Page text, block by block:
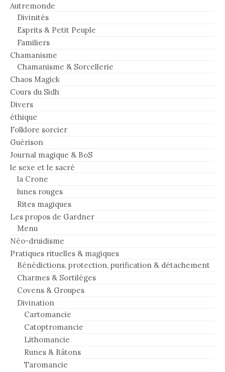
Autremonde
Divinités
Esprits & Petit Peuple
Familiers
Chamanisme
Chamanisme & Sorcellerie
Chaos Magick
Cours du Sidh
Divers
éthique
Folklore sorcier
Guérison
Journal magique & BoS
le sexe et le sacré
la Crone
lunes rouges
Rites magiques
Les propos de Gardner
Menu
Néo-druidisme
Pratiques rituelles & magiques
Bénédictions, protection, purification & détachement
Charmes & Sortilèges
Covens & Groupes
Divination
Cartomancie
Catoptromancie
Lithomancie
Runes & Bâtons
Taromancie